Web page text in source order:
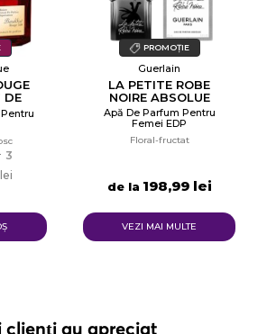
DE
3
PROMOȚIE
Guerlain
LA PETITE ROBE
NOIRE ABSOLUE
Apă De Parfum Pentru
Femei EDP
Floral-fructat
de la 198,99 lei
VEZI MAI MULTE
clienți au apreciat